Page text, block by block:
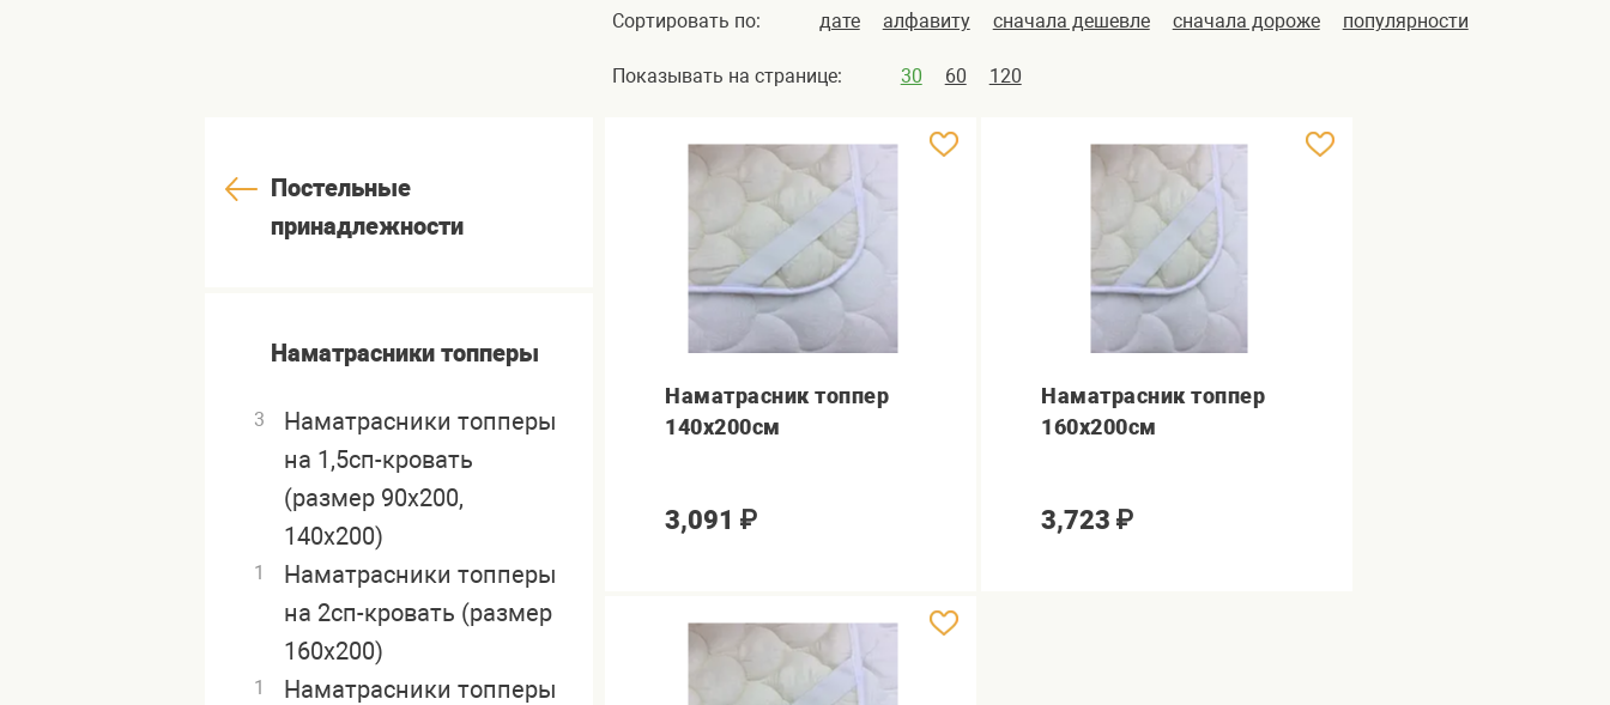
Сортировать по: дате алфавиту сначала дешевле сначала дороже популярности
Показывать на странице: 30 60 120
Постельные
принадлежности
Наматрасники топперы
3
Наматрасники топперы
на 1,5сп-кровать
(размер 90х200,
140х200)
1
Наматрасники топперы
на 2сп-кровать (размер
160х200)
1
Наматрасники топперы
Наматрасник топпер
140х200см
3,091 ₽
Наматрасник топпер
160х200см
3,723 ₽